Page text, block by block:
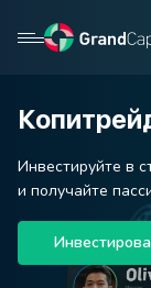
Инвестируйте в
и получайте